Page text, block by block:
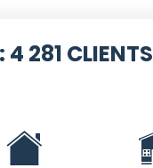
4 281